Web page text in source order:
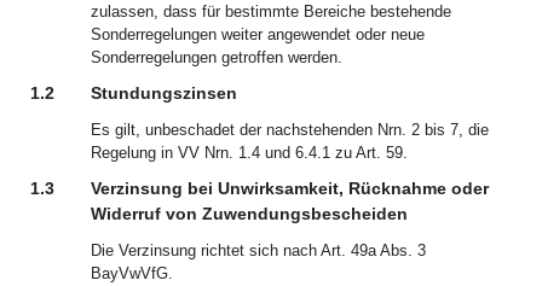
zulassen, dass für bestimmte Bereiche bestehende
Sonderregelungen weiter angewendet oder neue
Sonderregelungen getroffen werden.
1.2 Stundungszinsen
Es gilt, unbeschadet der nachstehenden Nrn. 2 bis 7, die
Regelung in VV Nrn. 1.4 und 6.4.1 zu Art. 59.
1.3
Verzinsung bei Unwirksamkeit, Rücknahme oder
Widerruf von Zuwendungsbescheiden
Die Verzinsung richtet sich nach Art. 49a Abs. 3
BayVwVfG.